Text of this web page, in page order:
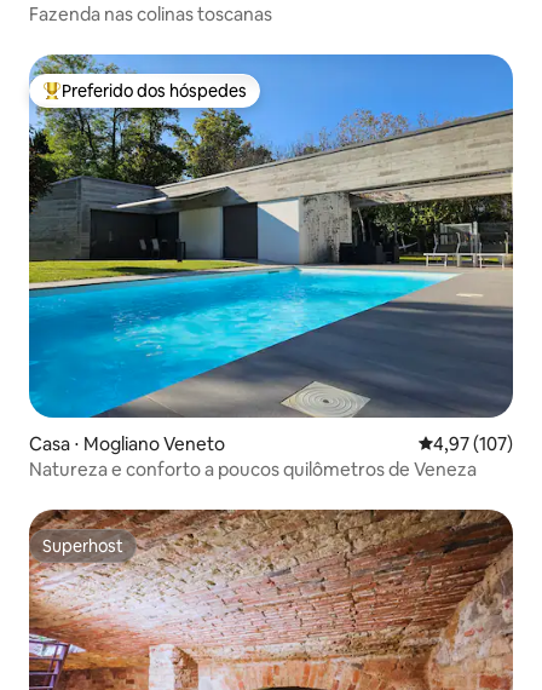
Fazenda nas colinas toscanas
Entre os melhores preferidos dos hóspedes
Preferido dos hóspedes
Casa ⋅ Mogliano Veneto 4,97 de uma
4,97 (107)
Natureza e conforto a poucos quilômetros de Veneza
Superhost
Superhost